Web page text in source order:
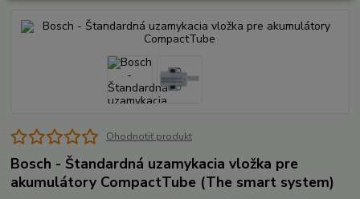
Ohodnotiť produkt
Bosch - Štandardná uzamykacia vložka pre
akumulátory CompactTube (The smart system)